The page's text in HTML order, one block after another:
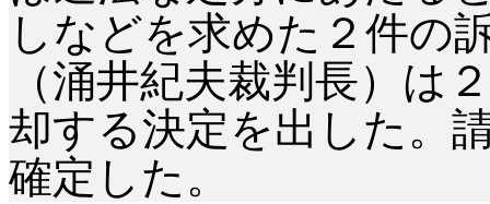
しなどを求めた２件の
（涌井紀夫裁判長）は
却する決定を出した。
確定した。